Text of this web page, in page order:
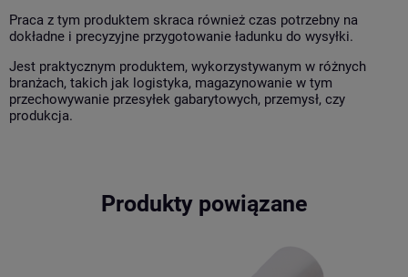
Praca z tym produktem skraca również czas potrzebny na
dokładne i precyzyjne przygotowanie ładunku do wysyłki.
Jest praktycznym produktem, wykorzystywanym w różnych
branżach, takich jak logistyka, magazynowanie w tym
przechowywanie przesyłek gabarytowych, przemysł, czy
produkcja.
Produkty powiązane